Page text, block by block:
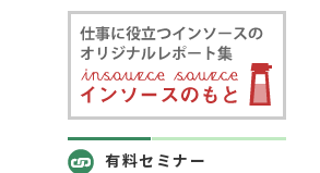
有料セミナー